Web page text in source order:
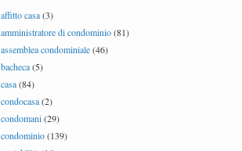
affitto casa(3)
amministratore di condominio(81)
assemblea condominiale(46)
bacheca(5)
casa(84)
condocasa(2)
condomani(29)
condominio(139)